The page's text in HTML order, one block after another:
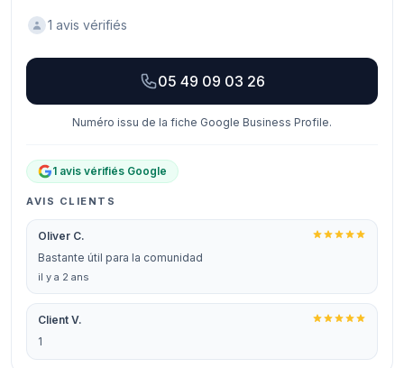
1 avis vérifiés
05 49 09 03 26
Numéro issu de la fiche Google Business Profile.
1 avis vérifiés Google
AVIS CLIENTS
Oliver C.
Bastante útil para la comunidad
il y a 2 ans
Client V.
1